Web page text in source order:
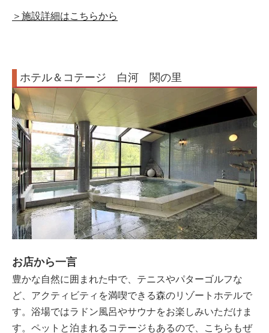
＞施設詳細はこちらから
ホテル＆コテージ 白河 関の里
お店から一言
豊かな自然に囲まれた中で、テニスやパターゴルフな
ど、アクティビティを満喫できる森のリゾートホテルで
す。浴場ではラドン風呂やサウナをお楽しみいただけま
す。ペットと泊まれるコテージもあるので、こちらもぜ